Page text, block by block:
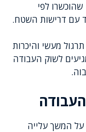
לפי
עם דרישות השטח.
מעשי והיכרות
לשוק העבודה
על המשך עלייה